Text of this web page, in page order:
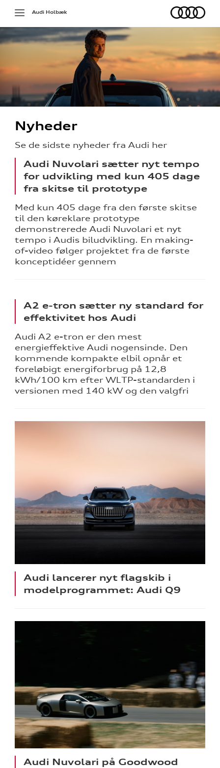
Toggle
navigation
Audi
Audi Holbæk
Nyheder
Se de sidste nyheder fra Audi her
Audi Nuvolari sætter nyt tempo
for udvikling med kun 405 dage
fra skitse til prototype
Med kun 405 dage fra den første skitse
til den køreklare prototype
demonstrerede Audi Nuvolari et nyt
tempo i Audis biludvikling. En making-
of-video følger projektet fra de første
konceptidéer gennem
A2 e-tron sætter ny standard for
effektivitet hos Audi
Audi A2 e-tron er den mest
energieffektive Audi nogensinde. Den
kommende kompakte elbil opnår et
foreløbigt energiforbrug på 12,8
kWh/100 km efter WLTP-standarden i
versionen med 140 kW og den valgfri
Audi lancerer nyt flagskib i
modelprogrammet: Audi Q9
Audi Nuvolari på Goodwood